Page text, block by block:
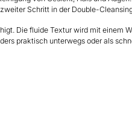
Schritt in der Double-
Die fluide Textur wird mit einem
praktisch unterwegs oder als